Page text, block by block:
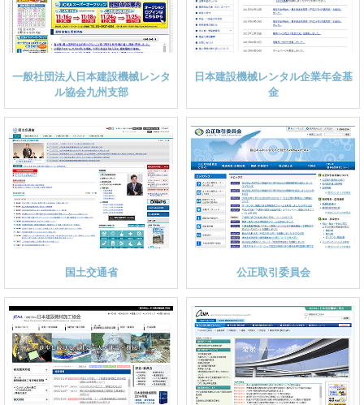
一般社団法人日本建設機械レンタ
ル協会九州支部
日本建設機械レンタル企業年金基
金
国土交通省 公正取引委員会